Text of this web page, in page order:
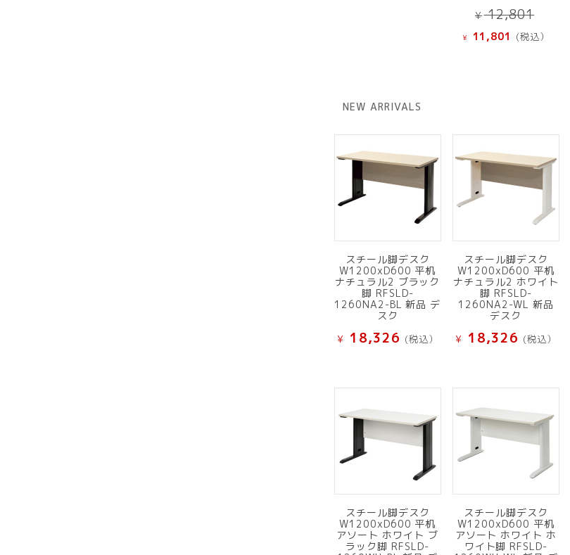
¥12,801
の
価
¥ 11,801 現
す。
(税込）
NEW ARRIVALS
スチール脚デスク
W1200xD600 平机
ナチュラル2 ブラック
脚 RFSLD-
1260NA2-BL 新品 デ
スク
¥ 18,326 (税込）
スチール脚デスク
W1200xD600 平机
ナチュラル2 ホワイト
脚 RFSLD-
1260NA2-WL 新品
デスク
¥ 18,326 (税込）
スチール脚デスク
W1200xD600 平机
アソート ホワイト ブ
ラック脚 RFSLD-
スチール脚デスク
W1200xD600 平机
アソート ホワイト ホ
ワイト脚 RFSLD-